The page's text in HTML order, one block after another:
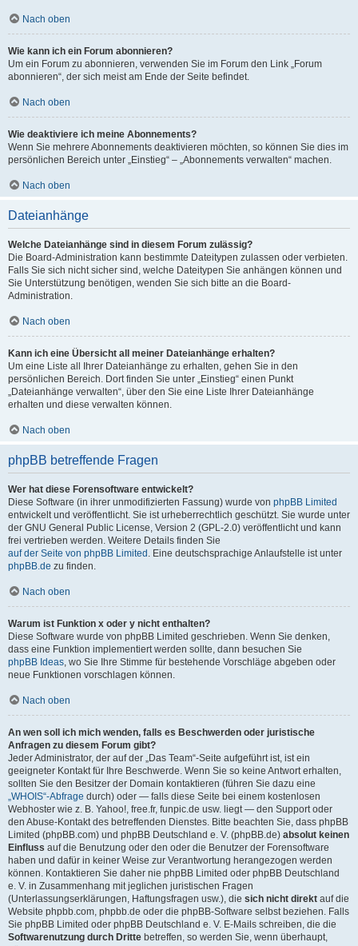
Nach oben
Wie kann ich ein Forum abonnieren?
Um ein Forum zu abonnieren, verwenden Sie im Forum den Link „Forum
abonnieren“, der sich meist am Ende der Seite befindet.
Nach oben
Wie deaktiviere ich meine Abonnements?
Wenn Sie mehrere Abonnements deaktivieren möchten, so können Sie dies im
persönlichen Bereich unter „Einstieg“ – „Abonnements verwalten“ machen.
Nach oben
Dateianhänge
Welche Dateianhänge sind in diesem Forum zulässig?
Die Board-Administration kann bestimmte Dateitypen zulassen oder verbieten.
Falls Sie sich nicht sicher sind, welche Dateitypen Sie anhängen können und
Sie Unterstützung benötigen, wenden Sie sich bitte an die Board-
Administration.
Nach oben
Kann ich eine Übersicht all meiner Dateianhänge erhalten?
Um eine Liste all Ihrer Dateianhänge zu erhalten, gehen Sie in den
persönlichen Bereich. Dort finden Sie unter „Einstieg“ einen Punkt
„Dateianhänge verwalten“, über den Sie eine Liste Ihrer Dateianhänge
erhalten und diese verwalten können.
Nach oben
phpBB betreffende Fragen
Wer hat diese Forensoftware entwickelt?
Diese Software (in ihrer unmodifizierten Fassung) wurde von phpBB Limited
entwickelt und veröffentlicht. Sie ist urheberrechtlich geschützt. Sie wurde unter
der GNU General Public License, Version 2 (GPL-2.0) veröffentlicht und kann
frei vertrieben werden. Weitere Details finden Sie
auf der Seite von phpBB Limited . Eine deutschsprachige Anlaufstelle ist unter
phpBB.de zu finden.
Nach oben
Warum ist Funktion x oder y nicht enthalten?
Diese Software wurde von phpBB Limited geschrieben. Wenn Sie denken,
dass eine Funktion implementiert werden sollte, dann besuchen Sie
phpBB Ideas, wo Sie Ihre Stimme für bestehende Vorschläge abgeben oder
neue Funktionen vorschlagen können.
Nach oben
An wen soll ich mich wenden, falls es Beschwerden oder juristische
Anfragen zu diesem Forum gibt?
Jeder Administrator, der auf der „Das Team“-Seite aufgeführt ist, ist ein
geeigneter Kontakt für Ihre Beschwerde. Wenn Sie so keine Antwort erhalten,
sollten Sie den Besitzer der Domain kontaktieren (führen Sie dazu eine
„WHOIS“-Abfrage durch) oder — falls diese Seite bei einem kostenlosen
Webhoster wie z. B. Yahoo!, free.fr, funpic.de usw. liegt — den Support oder
den Abuse-Kontakt des betreffenden Dienstes. Bitte beachten Sie, dass phpBB
Limited (phpBB.com) und phpBB Deutschland e. V. (phpBB.de) absolut keinen
Einfluss auf die Benutzung oder den oder die Benutzer der Forensoftware
haben und dafür in keiner Weise zur Verantwortung herangezogen werden
können. Kontaktieren Sie daher nie phpBB Limited oder phpBB Deutschland
e. V. in Zusammenhang mit jeglichen juristischen Fragen
(Unterlassungserklärungen, Haftungsfragen usw.), die sich nicht direkt auf die
Website phpbb.com, phpbb.de oder die phpBB-Software selbst beziehen. Falls
Sie phpBB Limited oder phpBB Deutschland e. V. E-Mails schreiben, die die
Softwarenutzung durch Dritte betreffen, so werden Sie, wenn überhaupt,